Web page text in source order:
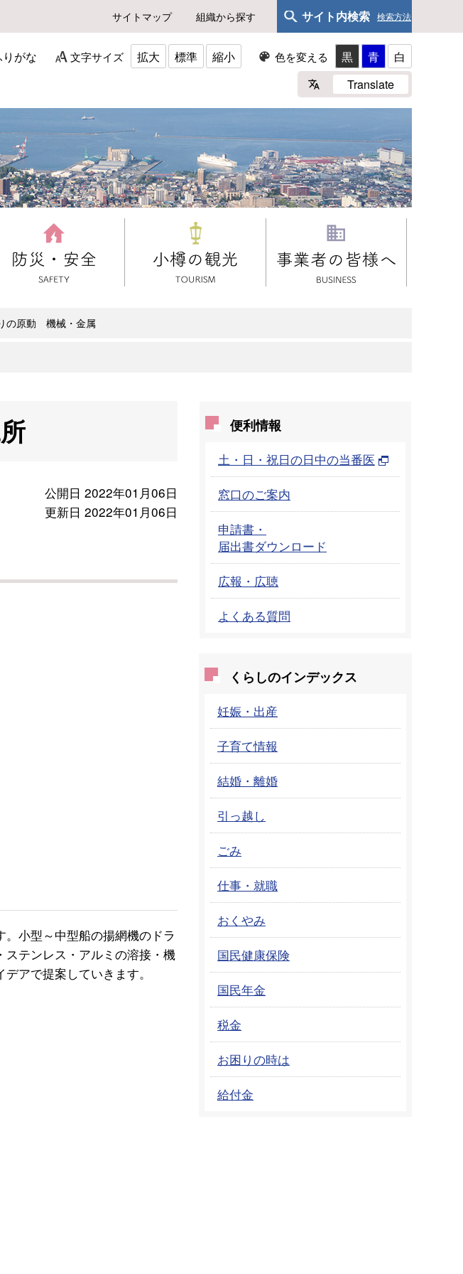
サイトマップ 組織から探す サイト内検索 検索方法
がな 文字サイズ 拡大 標準 縮小 色を変える 黒 青
白
Translate
の原動 機械・金属
公開日 2022年01月06日
更新日 2022年01月06日
小型～中型船の揚網機のドラ
テンレス・アルミの溶接・機
アで提案していきます。
便利情報
土・日・祝日の日中の当番医
窓口のご案内
申請書・
届出書ダウンロード
広報・広聴
よくある質問
くらしのインデックス
妊娠・出産
子育て情報
結婚・離婚
引っ越し
ごみ
仕事・就職
おくやみ
国民健康保険
国民年金
税金
お困りの時は
給付金